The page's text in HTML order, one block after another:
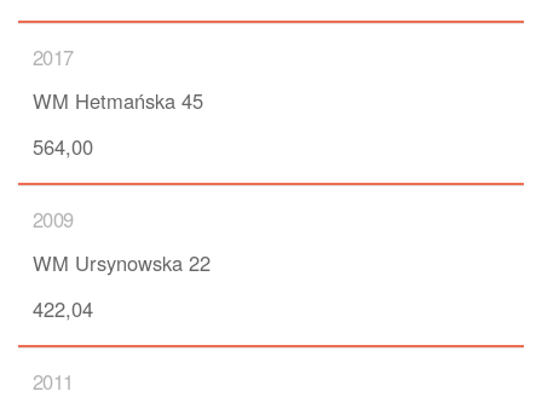
2017
WM Hetmańska 45
564,00
2009
WM Ursynowska 22
422,04
2011